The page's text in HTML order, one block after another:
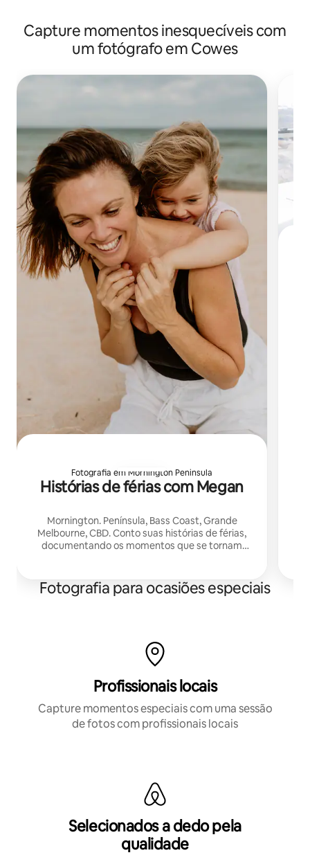
Capture momentos inesquecíveis com
um fotógrafo em Cowes
Fotografia em Mornington Peninsula
Histórias de férias com Megan
Mornington. Península, Bass Coast, Grande
Melbourne, CBD. Conto suas histórias de férias,
documentando os momentos que se tornam
Fotografia para ocasiões especiais
Profissionais locais
Capture momentos especiais com uma sessão
de fotos com profissionais locais
Selecionados a dedo pela
qualidade